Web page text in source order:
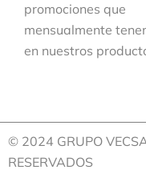
promociones que
mensualmente
en nuestros
© 2024 GRUPO
RESERVADOS